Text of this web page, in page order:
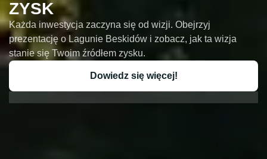
ZYSK
Każda inwestycja zaczyna się od wizji. Obejrzyj
prezentację o Lagunie Beskidów i zobacz, jak ta wizja
stanie się Twoim źródłem zysku.
Dowiedz się więcej!